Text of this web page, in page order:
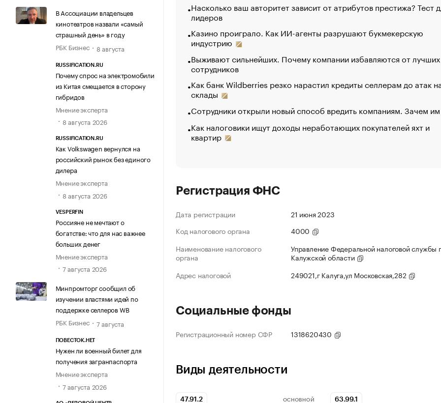
В Ассоциации владельцев
кинотеатров назвали «самый
страшный день» в году
РБК Бизнес
8 августа
RUSSIFICATION.RU
Почему спрос на электромобили
из Китая смещается в сторону
гибридов
Мнение эксперта
8 августа 2026
RUSSIFICATION.RU
Как Volkswagen вернулся на
российский рынок без единого
дилера
Мнение эксперта
8 августа 2026
VESPERFIN
Россияне не мечтают о
богатстве: что для нас важнее
больших денег
Мнение эксперта
7 августа 2026
Минпромторг сообщил об
изучении властями идей по
поддержке селлеров WB
РБК Бизнес
7 августа
ПОВЕСТОК.НЕТ
Нужен ли военный билет для
получения загранпаспорта
Мнение эксперта
7 августа 2026
Насколько ваш авторитет зависит от атрибутов престижа? Тест
лидеров
Казино проиграло. Как ИИ-агенты разрушают букмекерскую
индустрию
Выживают сильнейших. Почему компании избавляются от лучших
сотрудников
Как банк Wildberries резко нарастил кредиты селлерам до атак
склады
Сотрудники открыли новый способ вредить компаниям. Зачем
Как налоговики ищут доходы неработающих покупателей яхт и
квартир
Регистрация ФНС
Дата регистрации
21 июня 2023
Код налогового органа
4000
Наименование налогового
органа
Управление Федеральной налоговой службы
Калужской области
Адрес налоговой
249021,г Калуга,ул Московская,282
Социальные фонды
Регистрационный номер СФР 1318620430
Виды деятельности
47.91.2 ОСНОВНОЙ 63.99.1